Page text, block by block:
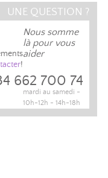
UNE QUESTION ?
Nous somme
là pour vous
aider
!
662 700 74
mardi au samedi -
10h-12h - 14h-18h